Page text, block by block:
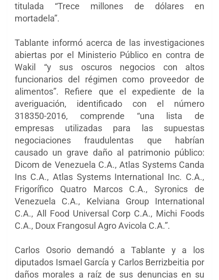
titulada “Trece millones de dólares en
mortadela”.
Tablante informó acerca de las investigaciones
abiertas por el Ministerio Público en contra de
Wakil “y sus oscuros negocios con altos
funcionarios del régimen como proveedor de
alimentos”. Refiere que el expediente de la
averiguación, identificado con el número
318350-2016, comprende “una lista de
empresas utilizadas para las supuestas
negociaciones fraudulentas que habrían
causado un grave daño al patrimonio público:
Dicom de Venezuela C.A., Atlas Systems Canda
Ins C.A., Atlas Systems International Inc. C.A.,
Frigorífico Quatro Marcos C.A., Syronics de
Venezuela C.A., Kelviana Group International
C.A., All Food Universal Corp C.A., Michi Foods
C.A., Doux Frangosul Agro Avicola C.A.”.
Carlos Osorio demandó a Tablante y a los
diputados Ismael García y Carlos Berrizbeitia por
daños morales a raíz de sus denuncias en su